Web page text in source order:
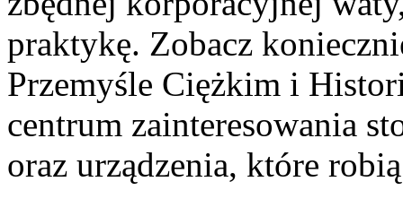
praktykę. Zobacz
Przemyśle Ciężkim i
centrum zainteresowania
oraz urządzenia, które